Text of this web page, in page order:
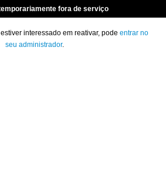
fora de serviço
interessado em reativar, pode entrar no
seu administrador.